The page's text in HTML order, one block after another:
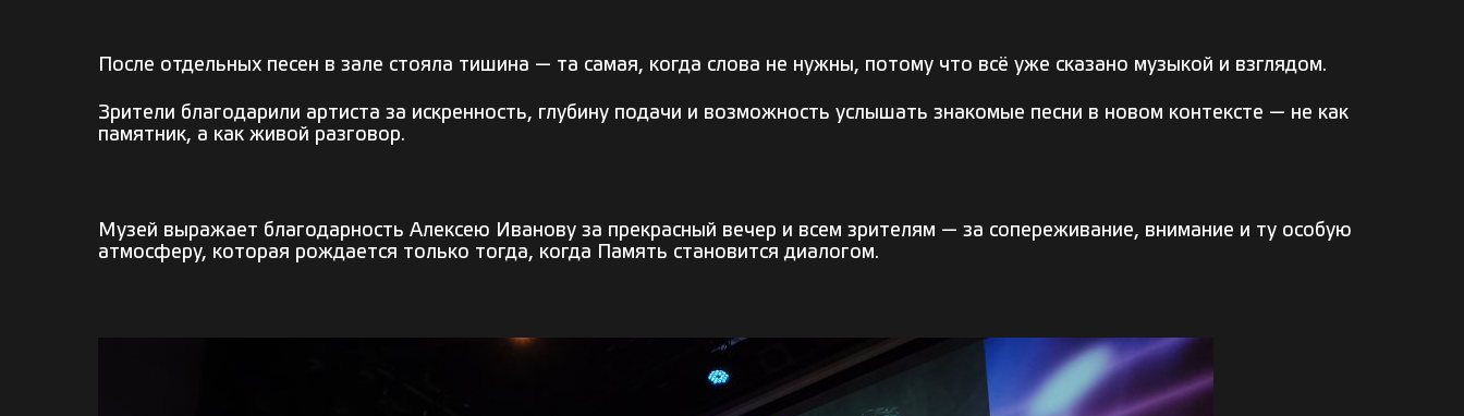
После отдельных песен в зале стояла тишина — та самая, когда слова не нужны, потому что всё уже сказано музыкой и взглядом.
Зрители благодарили артиста за искренность, глубину подачи и возможность услышать знакомые песни в новом контексте — не как
памятник, а как живой разговор.
Музей выражает благодарность Алексею Иванову за прекрасный вечер и всем зрителям — за сопереживание, внимание и ту особую
атмосферу, которая рождается только тогда, когда Память становится диалогом.